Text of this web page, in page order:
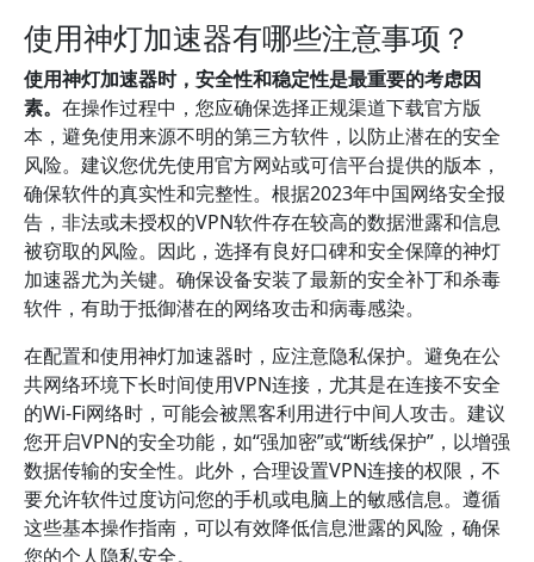
使用神灯加速器有哪些注意事项？
使用神灯加速器时，安全性和稳定性是最重要的考虑因
素。 在操作过程中，您应确保选择正规渠道下载官方版
本，避免使用来源不明的第三方软件，以防止潜在的安全
风险。建议您优先使用官方网站或可信平台提供的版本，
确保软件的真实性和完整性。根据2023年中国网络安全报
告，非法或未授权的VPN软件存在较高的数据泄露和信息
被窃取的风险。因此，选择有良好口碑和安全保障的神灯
加速器尤为关键。确保设备安装了最新的安全补丁和杀毒
软件，有助于抵御潜在的网络攻击和病毒感染。
在配置和使用神灯加速器时，应注意隐私保护。避免在公
共网络环境下长时间使用VPN连接，尤其是在连接不安全
的Wi-Fi网络时，可能会被黑客利用进行中间人攻击。建议
您开启VPN的安全功能，如“强加密”或“断线保护”，以增强
数据传输的安全性。此外，合理设置VPN连接的权限，不
要允许软件过度访问您的手机或电脑上的敏感信息。遵循
这些基本操作指南，可以有效降低信息泄露的风险，确保
您的个人隐私安全。